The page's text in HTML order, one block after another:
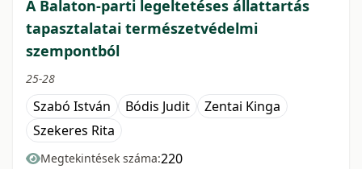
A Balaton-parti legeltetéses állattartás
tapasztalatai természetvédelmi
szempontból
25-28
Szabó István Bódis Judit
Zentai Kinga
Szekeres Rita
Megtekintések száma:220